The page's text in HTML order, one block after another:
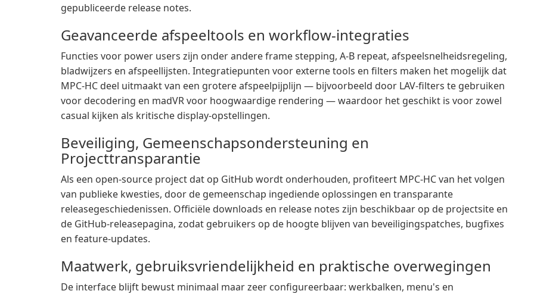
gepubliceerde release notes.
Geavanceerde afspeeltools en workflow-integraties
Functies voor power users zijn onder andere frame stepping, A-B repeat, afspeelsnelheidsregeling,
bladwijzers en afspeellijsten. Integratiepunten voor externe tools en filters maken het mogelijk dat
MPC-HC deel uitmaakt van een grotere afspeelpijplijn — bijvoorbeeld door LAV-filters te gebruiken
voor decodering en madVR voor hoogwaardige rendering — waardoor het geschikt is voor zowel
casual kijken als kritische display-opstellingen.
Beveiliging, Gemeenschapsondersteuning en
Projecttransparantie
Als een open-source project dat op GitHub wordt onderhouden, profiteert MPC-HC van het volgen
van publieke kwesties, door de gemeenschap ingediende oplossingen en transparante
releasegeschiedenissen. Officiële downloads en release notes zijn beschikbaar op de projectsite en
de GitHub-releasepagina, zodat gebruikers op de hoogte blijven van beveiligingspatches, bugfixes
en feature-updates.
Maatwerk, gebruiksvriendelijkheid en praktische overwegingen
De interface blijft bewust minimaal maar zeer configureerbaar: werkbalken, menu's en